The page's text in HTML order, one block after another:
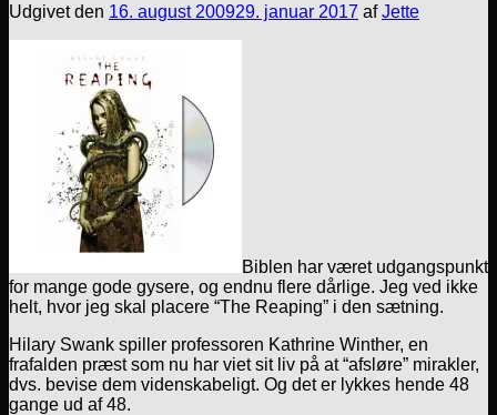
Udgivet den 16. august 200929. januar 2017 afJette
Biblen har været udgangspunkt
for mange gode gysere, og endnu flere dårlige. Jeg ved ikke
helt, hvor jeg skal placere “The Reaping” i den sætning.
Hilary Swank spiller professoren Kathrine Winther, en
frafalden præst som nu har viet sit liv på at “afsløre” mirakler,
dvs. bevise dem videnskabeligt. Og det er lykkes hende 48
gange ud af 48.